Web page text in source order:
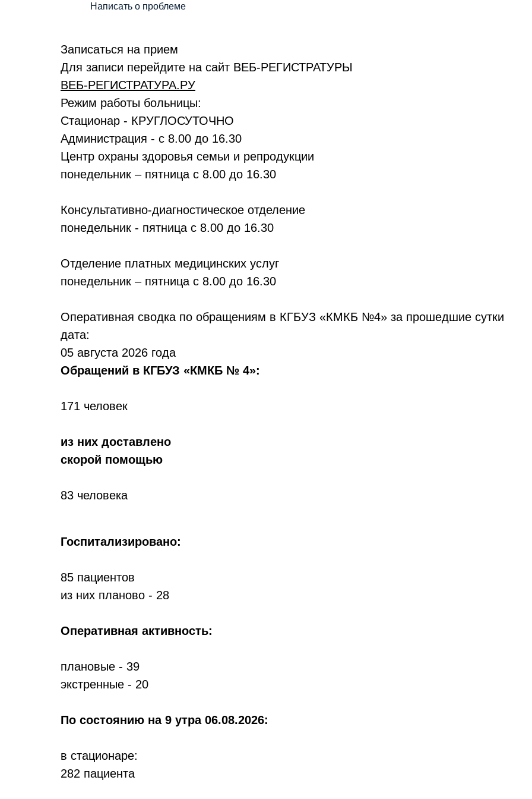
Написать о проблеме
Записаться на прием
Для записи перейдите на сайт ВЕБ-РЕГИСТРАТУРЫ
ВЕБ-РЕГИСТРАТУРА.РУ
Режим работы больницы:
Стационар - КРУГЛОСУТОЧНО
Администрация - с 8.00 до 16.30
Центр охраны здоровья семьи и репродукции
понедельник – пятница с 8.00 до 16.30
Консультативно-диагностическое отделение
понедельник - пятница с 8.00 до 16.30
Отделение платных медицинских услуг
понедельник – пятница с 8.00 до 16.30
Оперативная сводка по обращениям в КГБУЗ «КМКБ №4» за прошедшие сутки
дата:
05 августа 2026 года
Обращений в КГБУЗ «КМКБ № 4»:
171 человек
из них доставлено
скорой помощью
83 человека
Госпитализировано:
85 пациентов
из них планово - 28
Оперативная активность:
плановые - 39
экстренные - 20
По состоянию на 9 утра 06.08.2026:
в стационаре:
282 пациента